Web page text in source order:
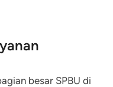
besar SPBU di